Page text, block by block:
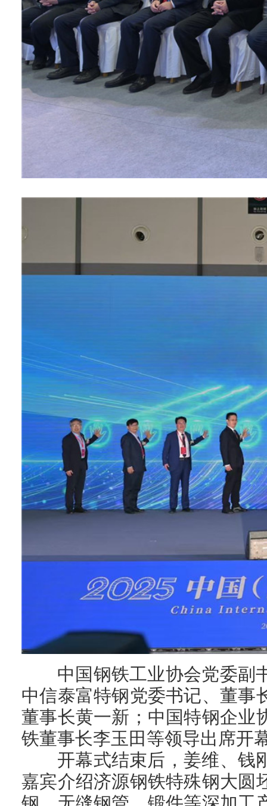
中国钢铁工业协会党委副
中信泰富特钢党委书记、董事
董事长黄一新；中国特钢企业
铁董事长李玉田等领导出席开
开幕式结束后，姜维、钱
嘉宾介绍济源钢铁特殊钢大圆